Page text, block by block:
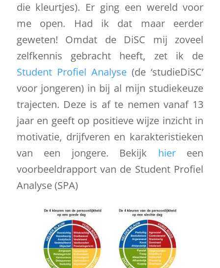
die kleurtjes). Er ging een wereld voor
me open. Had ik dat maar eerder
geweten! Omdat de DiSC mij zoveel
zelfkennis gebracht heeft, zet ik de
Student Profiel Analyse (de ‘studieDiSC’
voor jongeren) in bij al mijn studiekeuze
trajecten. Deze is af te nemen vanaf 13
jaar en geeft op positieve wijze inzicht in
motivatie, drijfveren en karakteristieken
van een jongere. Bekijk hiereen
voorbeeldrapport van de Student Profiel
Analyse (SPA)